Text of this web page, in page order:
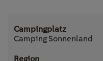
Camping Sonnenland